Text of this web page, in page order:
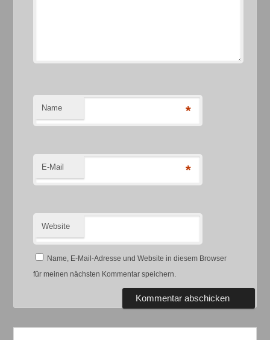
Name *
E-Mail *
Website
Name, E-Mail-Adresse und Website in diesem Browser
für meinen nächsten Kommentar speichern.